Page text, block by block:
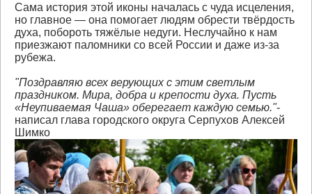
Сама история этой иконы началась с чуда исцеления,
но главное — она помогает людям обрести твёрдость
духа, побороть тяжёлые недуги. Неслучайно к нам
приезжают паломники со всей России и даже из-за
рубежа.
"Поздравляю всех верующих с этим светлым
праздником. Мира, добра и крепости духа. Пусть
«Неупиваемая Чаша» оберегает каждую семью."-
написал глава городского округа Серпухов Алексей
Шимко